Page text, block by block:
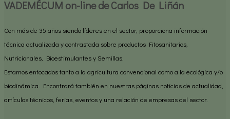
VADEMÉCUM on-line de Carlos De Liñán
Con más de 35 años siendo líderes en el sector, proporciona información
técnica actualizada y contrastada sobre productos Fitosanitarios,
Nutricionales, Bioestimulantes y Semillas.
Estamos enfocados tanto a la agricultura convencional como a la ecológica y/o
biodinámica. Encontrará también en nuestras páginas noticias de actualidad,
artículos técnicos, ferias, eventos y una relación de empresas del sector.